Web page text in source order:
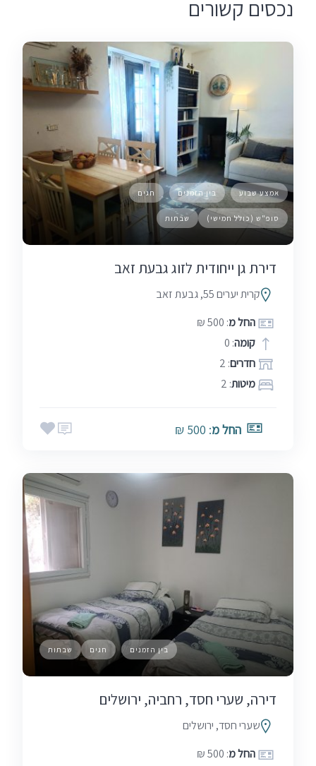
נכסים קשורים
אמצע שבוע בין הזמנים חגים
סופ"ש (כולל חמישי) שבתות
דירת גן ייחודית לזוג גבעת זאב
קרית יערים 55, גבעת זאב
החל מ: 500 ₪
קומה: 0
חדרים: 2
מיטות: 2
החל מ: 500 ₪
בין הזמנים חגים שבתות
דירה, שערי חסד, רחביה, ירושלים
שערי חסד, ירושלים
החל מ: 500 ₪